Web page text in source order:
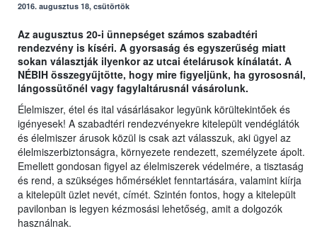
2016. augusztus 18, csütörtök
Az augusztus 20-i ünnepséget számos szabadtéri
rendezvény is kíséri. A gyorsaság és egyszerűség miatt
sokan választják ilyenkor az utcai ételárusok kínálatát. A
NÉBIH összegyűjtötte, hogy mire figyeljünk, ha gyrososnál,
lángossütőnél vagy fagylaltárusnál vásárolunk.
Élelmiszer, étel és ital vásárlásakor legyünk körültekintőek és
igényesek! A szabadtéri rendezvényekre kitelepült vendéglátók
és élelmiszer árusok közül is csak azt válasszuk, aki ügyel az
élelmiszerbiztonságra, környezete rendezett, személyzete ápolt.
Emellett gondosan figyel az élelmiszerek védelmére, a tisztaság
és rend, a szükséges hőmérséklet fenntartására, valamint kiírja
a kitelepült üzlet nevét, címét. Szintén fontos, hogy a kitelepült
pavilonban is legyen kézmosási lehetőség, amit a dolgozók
használnak.